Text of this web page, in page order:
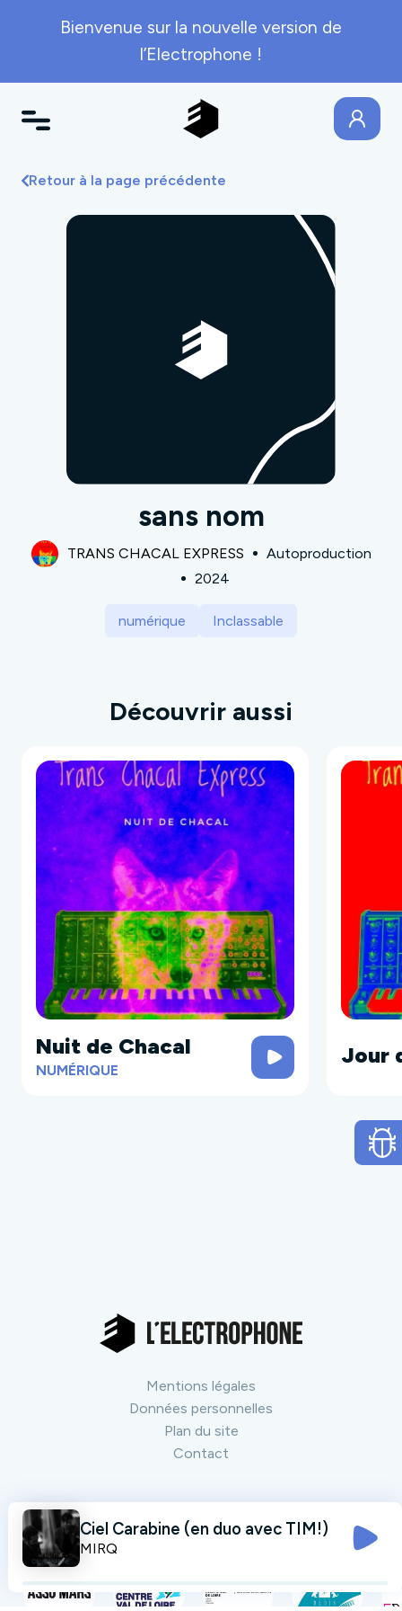
Bienvenue sur la nouvelle version de
l’Electrophone !
Retour à la page précédente
sans nom
TRANS CHACAL EXPRESS
Autoproduction
2024
numérique Inclassable
Découvrir aussi
Nuit de Chacal
NUMÉRIQUE
Jour
Mentions légales
Données personnelles
Plan du site
Contact
Nos partenaires Tout voir
Ciel Carabine (en duo avec TIM!)
MIRQ